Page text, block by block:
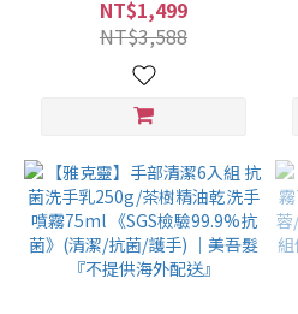
99.9%抗菌》 限宅配 (清潔/
抗菌/護手) ｜美吾髮『不提
供海外配送』
NT$1,499
NT$3,588